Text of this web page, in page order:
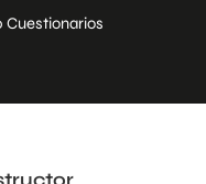
Cuestionarios